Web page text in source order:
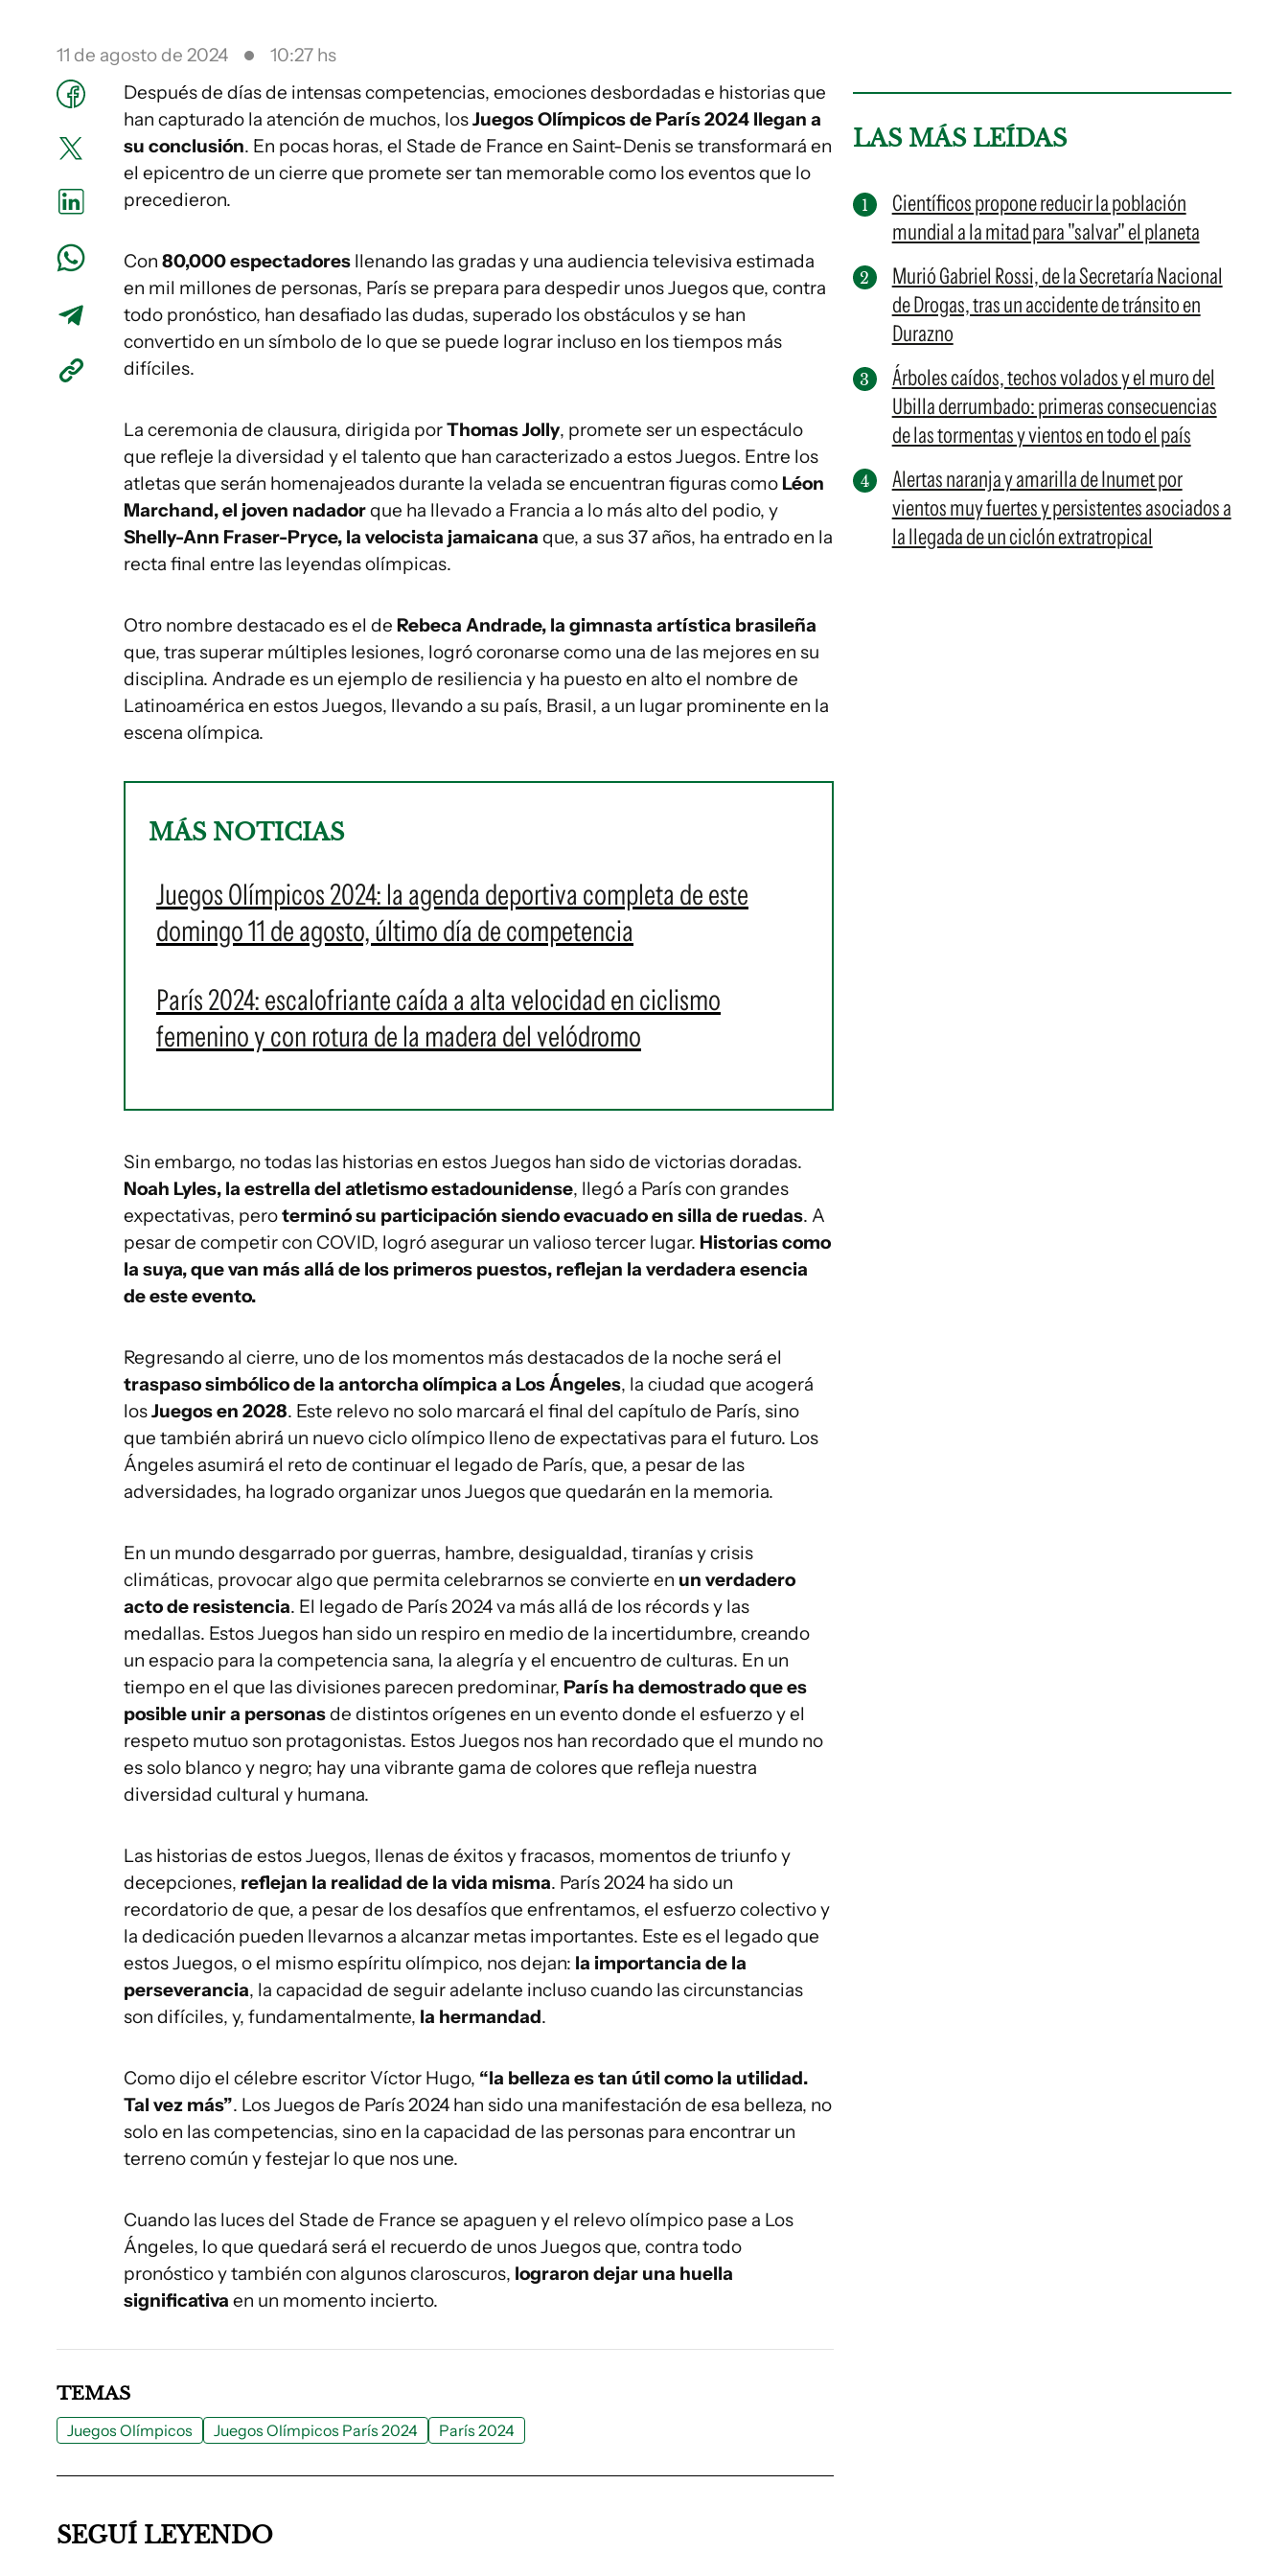
11 de agosto de 2024
10:27 hs
Después de días de intensas competencias, emociones desbordadas e historias que
han capturado la atención de muchos, losJuegos Olímpicos de París 2024 llegan a
su conclusión. En pocas horas, el Stade de France en Saint-Denis se transformará en
el epicentro de un cierre que promete ser tan memorable como los eventos que lo
precedieron.
Con 80,000 espectadores llenando las gradas y una audiencia televisiva estimada
en mil millones de personas, París se prepara para despedir unos Juegos que, contra
todo pronóstico, han desafiado las dudas, superado los obstáculos y se han
convertido en un símbolo de lo que se puede lograr incluso en los tiempos más
difíciles.
La ceremonia de clausura, dirigida porThomas Jolly, promete ser un espectáculo
que refleje la diversidad y el talento que han caracterizado a estos Juegos. Entre los
atletas que serán homenajeados durante la velada se encuentran figuras como Léon
Marchand, el joven nadadorque ha llevado a Francia a lo más alto del podio, y
Shelly-Ann Fraser-Pryce, la velocista jamaicana que, a sus 37 años, ha entrado en la
recta final entre las leyendas olímpicas.
Otro nombre destacado es el de Rebeca Andrade, la gimnasta artística brasileña
que, tras superar múltiples lesiones, logró coronarse como una de las mejores en su
disciplina. Andrade es un ejemplo de resiliencia y ha puesto en alto el nombre de
Latinoamérica en estos Juegos, llevando a su país, Brasil, a un lugar prominente en la
escena olímpica.
MÁS NOTICIAS
Juegos Olímpicos 2024: la agenda deportiva completa de este
domingo 11 de agosto, último día de competencia
París 2024: escalofriante caída a alta velocidad en ciclismo
femenino y con rotura de la madera del velódromo
Sin embargo, no todas las historias en estos Juegos han sido de victorias doradas.
Noah Lyles, la estrella del atletismo estadounidense, llegó a París con grandes
expectativas, peroterminó su participación siendo evacuado en silla de ruedas. A
pesar de competir con COVID, logró asegurar un valioso tercer lugar. Historias como
la suya, que van más allá de los primeros puestos, reflejan la verdadera esencia
de este evento.
Regresando al cierre, uno de los momentos más destacados de la noche será el
traspaso simbólico de la antorcha olímpica a Los Ángeles, la ciudad que acogerá
losJuegos en 2028. Este relevo no solo marcará el final del capítulo de París, sino
que también abrirá un nuevo ciclo olímpico lleno de expectativas para el futuro. Los
Ángeles asumirá el reto de continuar el legado de París, que, a pesar de las
adversidades, ha logrado organizar unos Juegos que quedarán en la memoria.
En un mundo desgarrado por guerras, hambre, desigualdad, tiranías y crisis
climáticas, provocar algo que permita celebrarnos se convierte en un verdadero
acto de resistencia. El legado de París 2024 va más allá de los récords y las
medallas. Estos Juegos han sido un respiro en medio de la incertidumbre, creando
un espacio para la competencia sana, la alegría y el encuentro de culturas. En un
tiempo en el que las divisiones parecen predominar, París ha demostrado que es
posible unir a personasde distintos orígenes en un evento donde el esfuerzo y el
respeto mutuo son protagonistas. Estos Juegos nos han recordado que el mundo no
es solo blanco y negro; hay una vibrante gama de colores que refleja nuestra
diversidad cultural y humana.
Las historias de estos Juegos, llenas de éxitos y fracasos, momentos de triunfo y
decepciones, reflejan la realidad de la vida misma. París 2024 ha sido un
recordatorio de que, a pesar de los desafíos que enfrentamos, el esfuerzo colectivo y
la dedicación pueden llevarnos a alcanzar metas importantes. Este es el legado que
estos Juegos, o el mismo espíritu olímpico, nos dejan: la importancia de la
perseverancia, la capacidad de seguir adelante incluso cuando las circunstancias
son difíciles, y, fundamentalmente, la hermandad.
Como dijo el célebre escritor Víctor Hugo, “la belleza es tan útil como la utilidad.
Tal vez más”. Los Juegos de París 2024 han sido una manifestación de esa belleza, no
solo en las competencias, sino en la capacidad de las personas para encontrar un
terreno común y festejar lo que nos une.
Cuando las luces del Stade de France se apaguen y el relevo olímpico pase a Los
Ángeles, lo que quedará será el recuerdo de unos Juegos que, contra todo
pronóstico y también con algunos claroscuros, lograron dejar una huella
significativa en un momento incierto.
LAS MÁS LEÍDAS
Científicos propone reducir la población
mundial a la mitad para "salvar" el planeta
Murió Gabriel Rossi, de la Secretaría Nacional
de Drogas, tras un accidente de tránsito en
Durazno
Árboles caídos, techos volados y el muro del
Ubilla derrumbado: primeras consecuencias
de las tormentas y vientos en todo el país
Alertas naranja y amarilla de Inumet por
vientos muy fuertes y persistentes asociados a
la llegada de un ciclón extratropical
TEMAS
Juegos Olímpicos Juegos Olímpicos París 2024 París 2024
SEGUÍ LEYENDO